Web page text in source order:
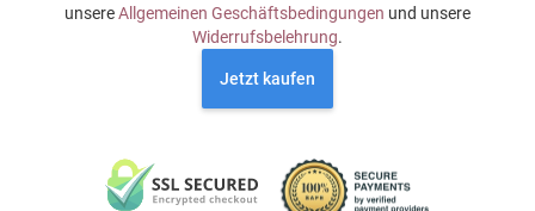
unsereAllgemeinen Geschäftsbedingungen und unsere
Widerrufsbelehrung.
Jetzt kaufen